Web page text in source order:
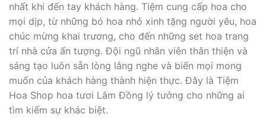
nhất khi đến tay khách hàng. Tiệm cung cấp hoa cho
mọi dịp, từ những bó hoa nhỏ xinh tặng người yêu, hoa
chúc mừng khai trương, cho đến những set hoa trang
trí nhà cửa ấn tượng. Đội ngũ nhân viên thân thiện và
sáng tạo luôn sẵn lòng lắng nghe và biến mọi mong
muốn của khách hàng thành hiện thực. Đây là Tiệm
Hoa Shop hoa tươi Lâm Đồng lý tưởng cho những ai
tìm kiếm sự khác biệt.